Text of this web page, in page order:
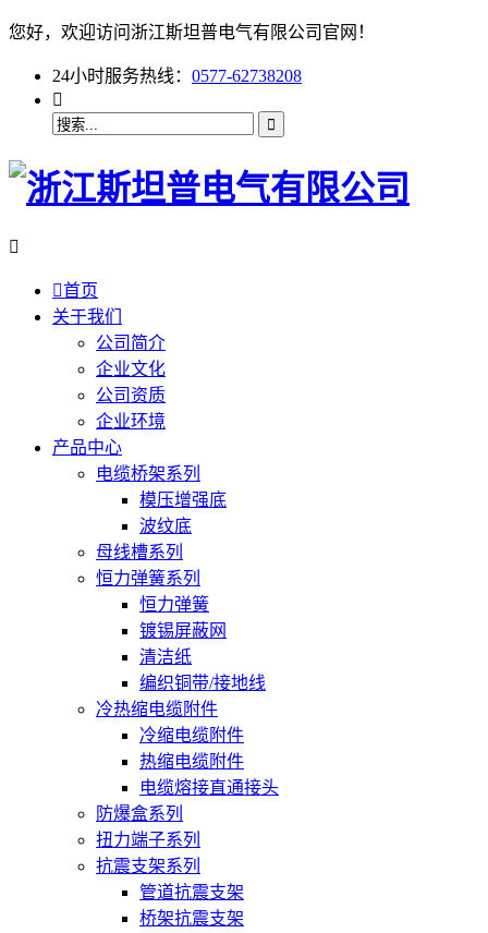
您好，欢迎访问浙江斯坦普电气有限公司官网！
24小时服务热线： 0577-62738208


首页
关于我们
公司简介
企业文化
公司资质
企业环境
产品中心
电缆桥架系列
模压增强底
波纹底
母线槽系列
恒力弹簧系列
恒力弹簧
镀锡屏蔽网
清洁纸
编织铜带/接地线
冷热缩电缆附件
冷缩电缆附件
热缩电缆附件
电缆熔接直通接头
防爆盒系列
扭力端子系列
抗震支架系列
管道抗震支架
桥架抗震支架